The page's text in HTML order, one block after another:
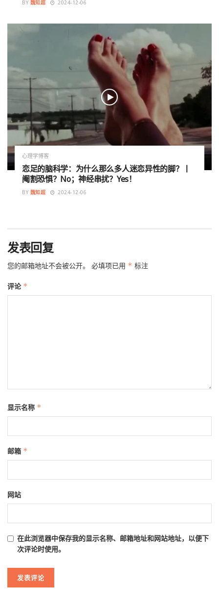
BY 魏知超 2024-12-06
心理学博客
恋足的脑科学：为什么那么多人迷恋异性的脚？丨
阉割恐惧？No；神经串扰？Yes！
BY 魏知超 2024-12-06
发表回复
您的邮箱地址不会被公开。 必填项已用 * 标注
评论 *
显示名称 *
邮箱 *
网站
在此浏览器中保存我的显示名称、邮箱地址和网站地址，以便下
次评论时使用。